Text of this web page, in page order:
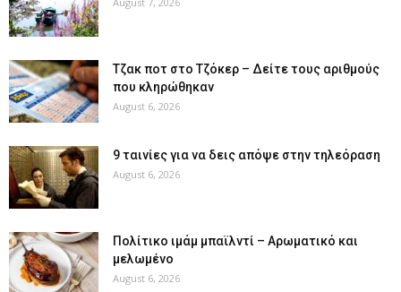
Tζακ ποτ στο Τζόκερ – Δείτε τους αριθμούς
που κληρώθηκαν
August 6, 2026
9 ταινίες για να δεις απόψε στην τηλεόραση
August 6, 2026
Πολίτικο ιμάμ μπαϊλντί – Αρωματικό και
μελωμένο
August 6, 2026